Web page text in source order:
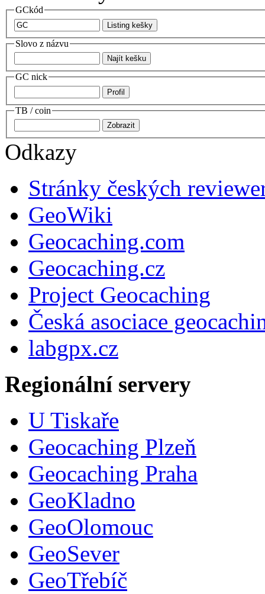
GCkód
Slovo z názvu
GC nick
TB / coin
Odkazy
Stránky českých
GeoWiki
Geocaching.com
Geocaching.cz
Project Geocaching
Česká asociace
labgpx.cz
Regionální servery
U Tiskaře
Geocaching Plzeň
Geocaching Praha
GeoKladno
GeoOlomouc
GeoSever
GeoTřebíč